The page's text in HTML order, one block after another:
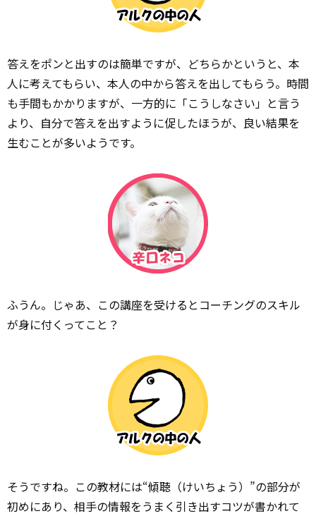
答えをポンと出すのは簡単ですが、どちらかというと、本
人に考えてもらい、本人の中から答えを出してもらう。時間
も手間もかかりますが、一方的に「こうしなさい」と言う
より、自分で答えを出すように促したほうが、良い結果を
生むことが多いようです。
ふうん。じゃあ、この講座を受けるとコーチングのスキル
が身に付くってこと？
そうですね。この教材には“傾聴（けいちょう）”の部分が
初めにあり、相手の情報をうまく引き出すコツが書かれて